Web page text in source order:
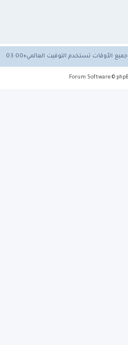
جميع الأوقات تستخدم التوقيت العالمي+03:00